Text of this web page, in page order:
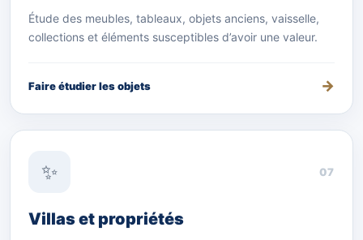
Étude des meubles, tableaux, objets anciens, vaisselle,
collections et éléments susceptibles d’avoir une valeur.
Faire étudier les objets
✨ 07
Villas et propriétés